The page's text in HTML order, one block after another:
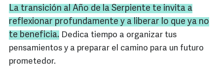
La transición al Año de la Serpiente te invita a
reflexionar profundamente y a liberar lo que ya no
te beneficia. Dedica tiempo a organizar tus
pensamientos y a preparar el camino para un futuro
prometedor.